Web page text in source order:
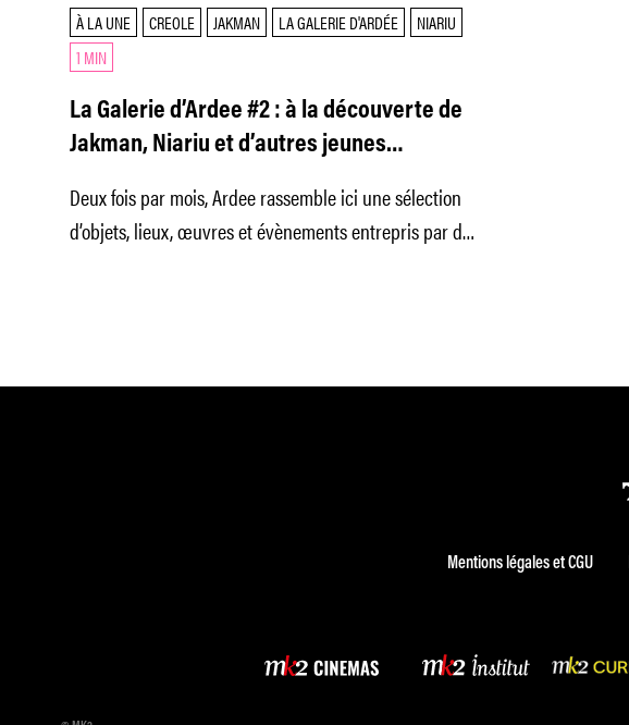
À LA UNE CREOLE JAKMAN LA GALERIE D'ARDÉE
NIARIU
1 MIN
La Galerie d’Ardee #2 : à la découverte de
Jakman, Niariu et d’autres jeunes
Deux fois par mois, Ardee rassemble ici une sélection
d’objets, lieux, œuvres et évènements entrepris par de
Mentions légales et CGU